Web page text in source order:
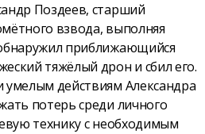
Поздеев, старший
взвода, выполняя
приближающийся
тяжёлый дрон и сбил его.
умелым действиям Александра
потерь среди личного
технику с необходимым